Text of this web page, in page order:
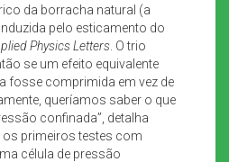
da borracha natural (a
pelo esticamento do
Physics Letters . O trio
se um efeito equivalente
fosse comprimida em vez de
queríamos saber o que
confinada”, detalha
os primeiros testes com
célula de pressão